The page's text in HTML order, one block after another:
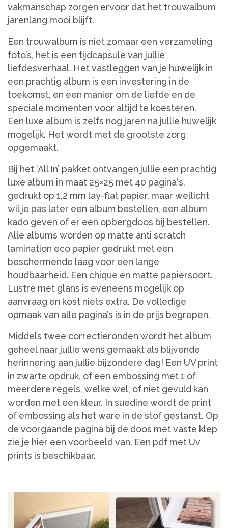
vakmanschap zorgen ervoor dat het trouwalbum
jarenlang mooi blijft.
Een trouwalbum is niet zomaar een verzameling
foto’s, het is een tijdcapsule van jullie
liefdesverhaal. Het vastleggen van je huwelijk in
een prachtig album is een investering in de
toekomst, en een manier om de liefde en de
speciale momenten voor altijd te koesteren.
Een luxe album is zelfs nog jaren na jullie huwelijk
mogelijk. Het wordt met de grootste zorg
opgemaakt.
Bij het ‘All In’ pakket ontvangen jullie een prachtig
luxe album in maat 25×25 met 40 pagina‘s,
gedrukt op 1,2 mm lay-flat papier, maar wellicht
wil je pas later een album bestellen, een album
kado geven of er een opbergdoos bij bestellen.
Alle albums worden op matte anti scratch
lamination eco papier gedrukt met een
beschermende laag voor een lange
houdbaarheid. Een chique en matte papiersoort.
Lustre met glans is eveneens mogelijk op
aanvraag en kost niets extra. De volledige
opmaak van alle pagina’s is in de prijs begrepen.
Middels twee correctieronden wordt het album
geheel naar jullie wens gemaakt als blijvende
herinnering aan jullie bijzondere dag! Een UV print
in zwarte opdruk, of een embossing met 1 of
meerdere regels, welke wel, of niet gevuld kan
worden met een kleur. In suedine wordt de print
of embossing als het ware in de stof gestanst. Op
de voorgaande pagina bij de doos met vaste klep
zie je hier een voorbeeld van. Een pdf met Uv
prints is beschikbaar.